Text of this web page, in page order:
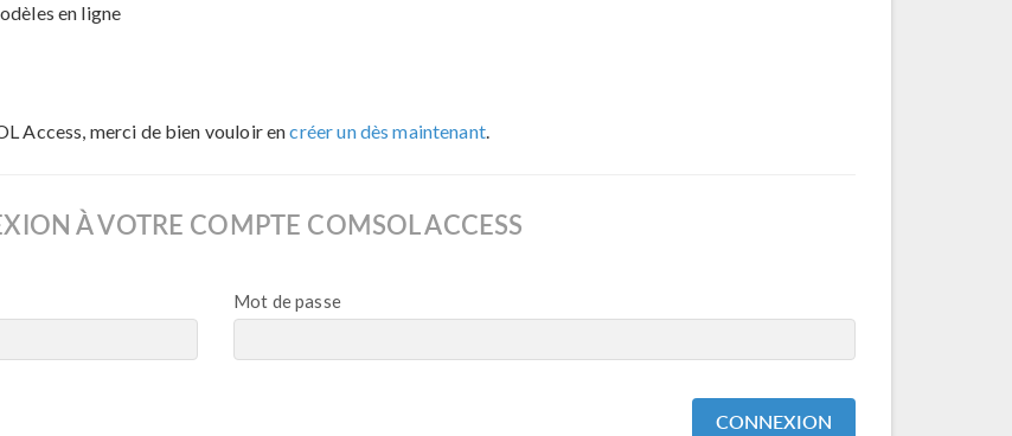
en ligne
Access, merci de bien vouloir encréer un dès maintenant.
À VOTRE COMPTE COMSOL ACCESS
Mot de passe